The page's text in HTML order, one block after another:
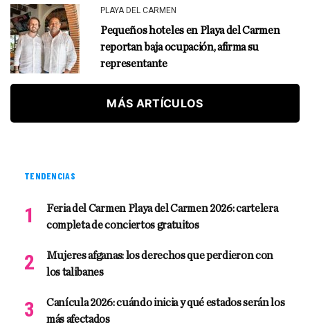
PLAYA DEL CARMEN
Pequeños hoteles en Playa del Carmen
reportan baja ocupación, afirma su
representante
MÁS ARTÍCULOS
TENDENCIAS
Feria del Carmen Playa del Carmen 2026: cartelera
completa de conciertos gratuitos
Mujeres afganas: los derechos que perdieron con
los talibanes
Canícula 2026: cuándo inicia y qué estados serán los
más afectados